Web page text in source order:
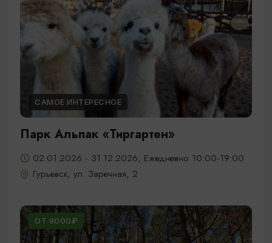
САМОЕ ИНТЕРЕСНОЕ
Парк Альпак «Тиргартен»
02.01.2026 - 31.12.2026, Ежедневно 10:00-19:00
Гурьевск, ул. Заречная, 2
ОТ 9000₽